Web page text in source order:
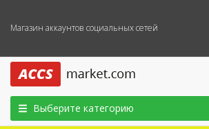
Магазин аккаунтов социальных сетей
Выберите категорию